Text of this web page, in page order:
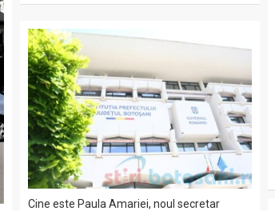
Cine este Paula Amariei, noul secretar